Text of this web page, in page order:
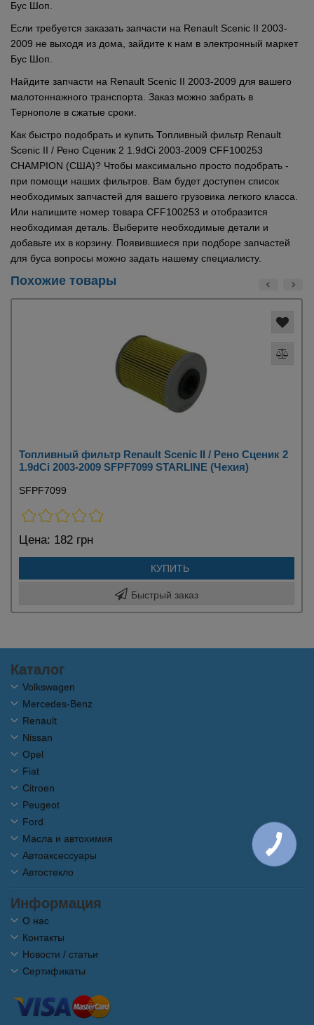
Бус Шоп.
Если требуется заказать запчасти на Renault Scenic II 2003-
2009 не выходя из дома, зайдите к нам в электронный маркет
Бус Шоп.
Найдите запчасти на Renault Scenic II 2003-2009 для вашего
малотоннажного транспорта. Заказ можно забрать в
Тернополе в сжатые сроки.
Как быстро подобрать и купить Топливный фильтр Renault
Scenic II / Рено Сценик 2 1.9dCi 2003-2009 CFF100253
CHAMPION (США)? Чтобы максимально просто подобрать -
при помощи наших фильтров. Вам будет доступен список
необходимых запчастей для вашего грузовика легкого класса.
Или напишите номер товара CFF100253 и отобразится
необходимая деталь. Выберите необходимые детали и
добавьте их в корзину. Появившиеся при подборе запчастей
для буса вопросы можно задать нашему специалисту.
Похожие товары
Топливный фильтр Renault Scenic II / Рено Сценик 2
1.9dCi 2003-2009 SFPF7099 STARLINE (Чехия)
SFPF7099
Цена: 182 грн
КУПИТЬ
Быстрый заказ
Каталог
Volkswagen
Mercedes-Benz
Renault
Nissan
Opel
Fiat
Citroen
Peugeot
Ford
Масла и автохимия
Автоаксессуары
Автостекло
Информация
О нас
Контакты
Новости / статьи
Сертификаты